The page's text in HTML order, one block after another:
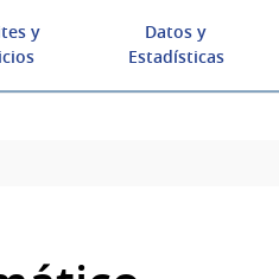
y
Datos y
Estadísticas